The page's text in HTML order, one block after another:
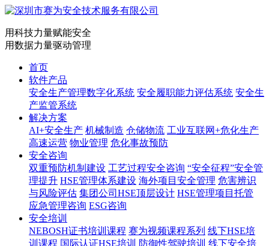
用科技力量赋能安全
用数据力量驱动管理
首页
软件产品
安全生产管理数字化系统 安全履职能力评估系统 安全生
产监管系统
解决方案
AI+安全生产 机械制造 仓储物流 工业互联网+危化生产
高速运营 物业管理 危化事故预防
安全咨询
双重预防机制建设 工艺过程安全咨询 “安全征程”安全管
理提升 HSE管理体系建设 海外项目安全管理 危害辨识
与风险评估 集团公司HSE顶层设计 HSE管理项目托管
应急管理咨询 ESG咨询
安全培训
NEBOSH证书培训课程 赛为视频课程系列 线下HSE培
训课程 国际认证HSE培训 防御性驾驶培训 线下安全培